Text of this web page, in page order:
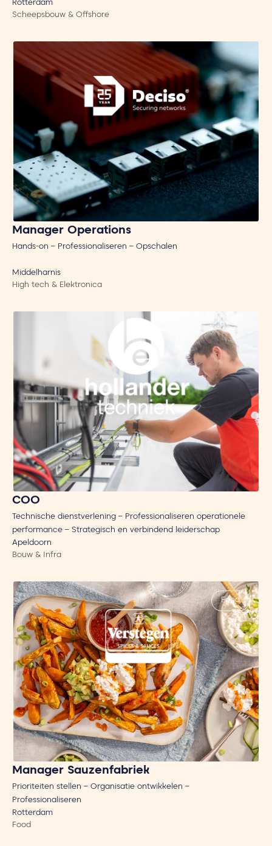
Rotterdam
Scheepsbouw & Offshore
Manager Operations
Hands-on – Professionaliseren – Opschalen
Middelharnis
High tech & Elektronica
COO
Technische dienstverlening – Professionaliseren operationele
performance – Strategisch en verbindend leiderschap
Apeldoorn
Bouw & Infra
Food
Manager Sauzenfabriek
Prioriteiten stellen – Organisatie ontwikkelen –
Professionaliseren
Rotterdam
Food